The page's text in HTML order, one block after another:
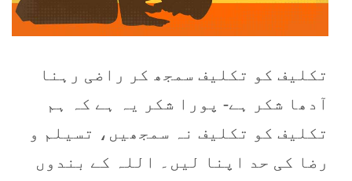
تکلیف کو تکلیف سمجھ کر راضی رہنا
آدھا شکر ہے- پورا شکر یہ ہے کہ ہم
تکلیف کو تکلیف نہ سمجھیں، تسیلم و
رضا کی حد اپنا لیں۔ اللہ کے بندوں